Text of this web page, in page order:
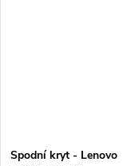
Spodní kryt - Lenovo